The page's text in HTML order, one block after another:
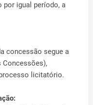
por igual período, a
concessão segue a
Concessões),
licitatório.